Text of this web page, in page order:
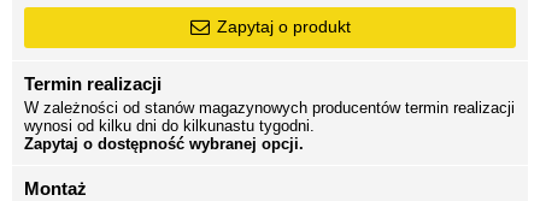
Zapytaj o produkt
Termin realizacji
W zależności od stanów magazynowych producentów termin realizacji
wynosi od kilku dni do kilkunastu tygodni.
Zapytaj o dostępność wybranej opcji.
Montaż